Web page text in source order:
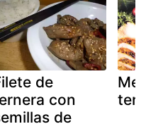
de
con
de